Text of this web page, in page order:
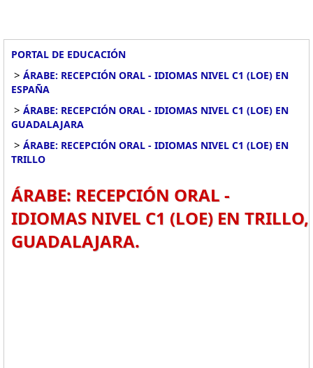
PORTAL DE EDUCACIÓN
> ÁRABE: RECEPCIÓN ORAL - IDIOMAS NIVEL C1 (LOE) EN
ESPAÑA
> ÁRABE: RECEPCIÓN ORAL - IDIOMAS NIVEL C1 (LOE) EN
GUADALAJARA
> ÁRABE: RECEPCIÓN ORAL - IDIOMAS NIVEL C1 (LOE) EN
TRILLO
ÁRABE: RECEPCIÓN ORAL -
IDIOMAS NIVEL C1 (LOE) EN TRILLO,
GUADALAJARA.